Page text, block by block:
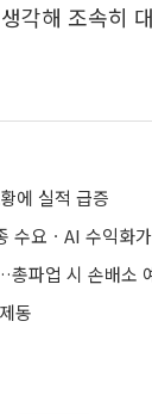
각해 조속히
에 실적 급증
수요ㆍAI 수익화
총파업 시 손배소
동